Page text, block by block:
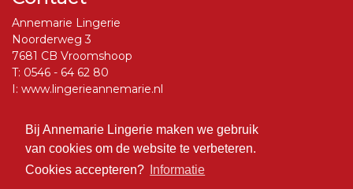
Bij Annemarie Lingerie maken we gebruik
van cookies om de website te verbeteren.
Cookies accepteren?
Informatie
Annemarie Lingerie
Noorderweg 3
7681 CB Vroomshoop
T: 0546 - 64 62 80
I: www.lingerieannemarie.nl
Social Media
Volg ons op Facebook